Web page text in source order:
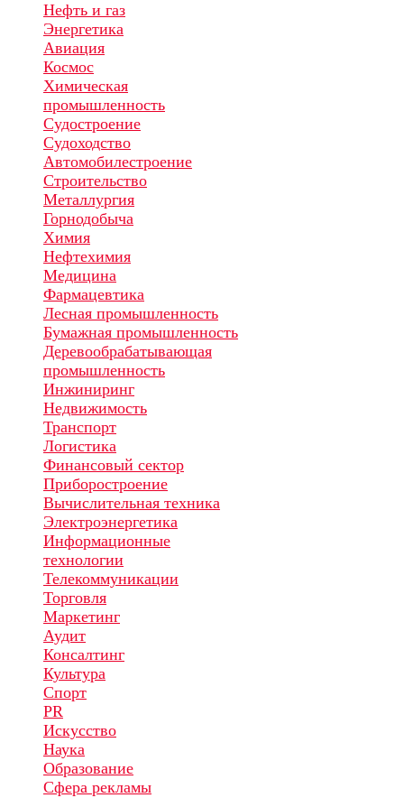
Нефть и газ
Энергетика
Авиация
Космос
Химическая
промышленность
Судостроение
Судоходство
Автомобилестроение
Строительство
Металлургия
Горнодобыча
Химия
Нефтехимия
Медицина
Фармацевтика
Лесная промышленность
Бумажная промышленность
Деревообрабатывающая
промышленность
Инжиниринг
Недвижимость
Транспорт
Логистика
Финансовый сектор
Приборостроение
Вычислительная техника
Электроэнергетика
Информационные
технологии
Телекоммуникации
Торговля
Маркетинг
Аудит
Консалтинг
Культура
Спорт
PR
Искусство
Наука
Образование
Сфера рекламы